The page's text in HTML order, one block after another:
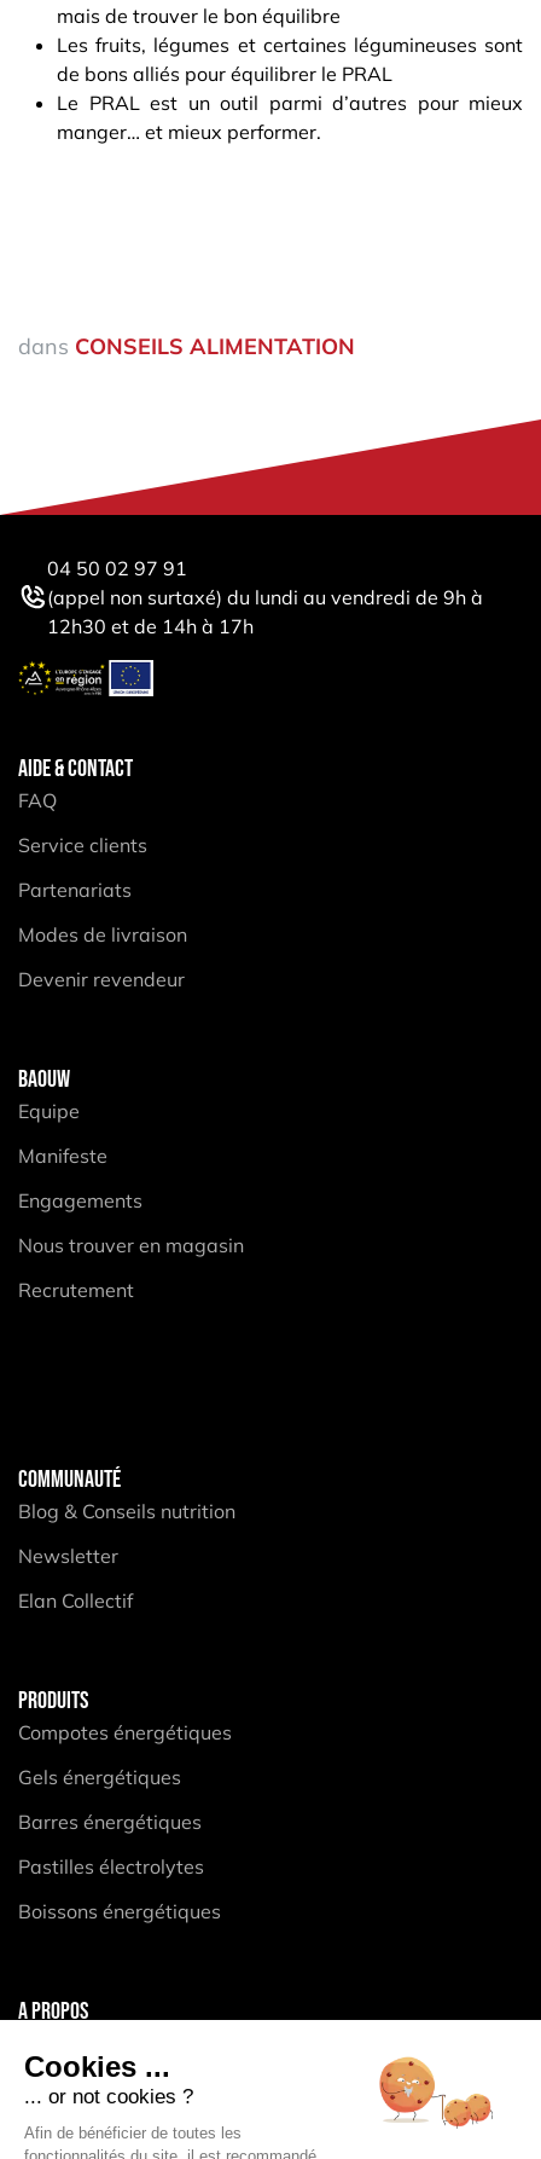
mais de trouver le bon équilibre
Les fruits, légumes et certaines légumineuses sont
de bons alliés pour équilibrer le PRAL
Le PRAL est un outil parmi d’autres pour mieux
manger… et mieux performer.​
dans CONSEILS ALIMENTATION
04 50 02 97 91
(appel non surtaxé) du lundi au vendredi de 9h à
12h30 et de 14h à 17h
AIDE & CONTACT
FAQ
Service clients
Partenariats
Modes de livraison
Devenir revendeur
BAOUW
Equipe
Manifeste
Engagements
Nous trouver en magasin
Recrutement
COMMUNAUTÉ
Blog & Conseils nutrition
Newsletter
Elan Collectif
PRODUITS
Compotes énergétiques
Gels énergétiques
Barres énergétiques
Pastilles électrolytes
Boissons énergétiques
A PROPOS
CGV
Politique de confidentialité
Cookies ...
... or not cookies ?
Afin de bénéficier de toutes les
fonctionnalités du site, il est recommandé